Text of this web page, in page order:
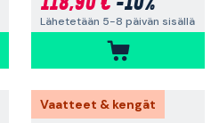
Lähetetään 5-8 päivän sisällä
Vaatteet & kengät